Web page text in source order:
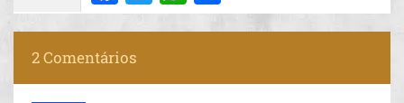
2 Comentários